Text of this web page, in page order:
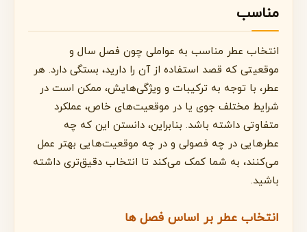
مناسب
انتخاب عطر مناسب به عواملی چون فصل سال و
موقعیتی که قصد استفاده از آن را دارید، بستگی دارد. هر
عطر، با توجه به ترکیبات و ویژگی‌هایش، ممکن است در
شرایط مختلف جوی یا در موقعیت‌های خاص، عملکرد
متفاوتی داشته باشد. بنابراین، دانستن این که چه
عطرهایی در چه فصولی و در چه موقعیت‌هایی بهتر عمل
می‌کنند، به شما کمک می‌کند تا انتخاب دقیق‌تری داشته
باشید.
انتخاب عطر بر اساس فصل ها